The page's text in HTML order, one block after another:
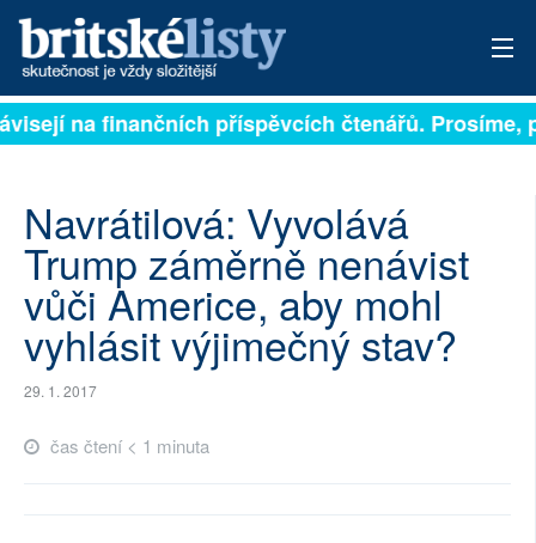
PŘIHLÁSIT
ARCHIV
ROZHOVORY
TÉMATA
NEJČTENĚJŠÍ ZA 7 DNÍ
AUTOŘI
na finančních příspěvcích čtenářů. Prosíme,
Navrátilová: Vyvolává
Trump záměrně nenávist
vůči Americe, aby mohl
vyhlásit výjimečný stav?
29. 1. 2017
čas čtení < 1 minuta